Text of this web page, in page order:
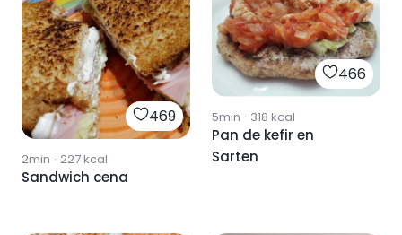
469
2min · 227kcal
Sandwich cena
466
5min · 318 kcal
Pan de kefir en
Sarten